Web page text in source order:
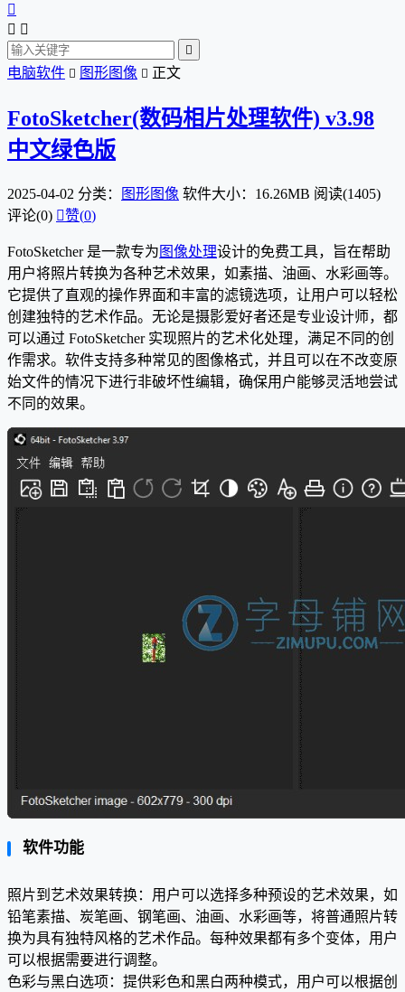

 

电脑软件  图形图像  正文
FotoSketcher(数码相片处理软件) v3.98
中文绿色版
2025-04-02 分类： 图形图像 软件大小：16.26MB 阅读(1405)
评论(0) 赞(0)
FotoSketcher 是一款专为 图像处理设计的免费工具，旨在帮助
用户将照片转换为各种艺术效果，如素描、油画、水彩画等。
它提供了直观的操作界面和丰富的滤镜选项，让用户可以轻松
创建独特的艺术作品。无论是摄影爱好者还是专业设计师，都
可以通过 FotoSketcher 实现照片的艺术化处理，满足不同的创
作需求。软件支持多种常见的图像格式，并且可以在不改变原
始文件的情况下进行非破坏性编辑，确保用户能够灵活地尝试
不同的效果。
软件功能
照片到艺术效果转换：用户可以选择多种预设的艺术效果，如
铅笔素描、炭笔画、钢笔画、油画、水彩画等，将普通照片转
换为具有独特风格的艺术作品。每种效果都有多个变体，用户
可以根据需要进行调整。
色彩与黑白选项：提供彩色和黑白两种模式，用户可以根据创